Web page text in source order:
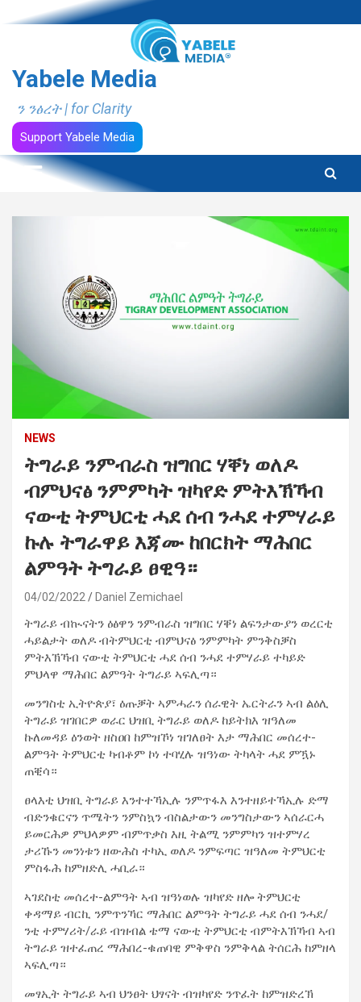
to
Yabele Media
ን ንፅረት | for Clarity
Support Yabele Media
NEWS
ትግራይ ንምብራስ ዝግበር ሃቐነ ወለዶ
ብምህናፅ ንምምካት ዝካየድ ምትእኽኻብ
ናውቲ ትምህርቲ ሓደ ሰብ ንሓደ ተምሃራይ
ኩሉ ትግራዋይ እጃሙ ከበርክት ማሕበር
ልምዓት ትግራይ ፀዊዓ።
04/02/2022 Daniel Zemichael
ትግራይ ብኲናትን ዕፅዋን ንምብራስ ዝግበር ሃቐነ ልፍንታውያን ወረርቲ
ሓይልታት ወለዶ ብትምህርቲ ብምህናፅ ንምምካት ምንቅስቓስ
ምትእኽኻብ ናውቲ ትምህርቲ ሓደ ሰብ ንሓደ ተምሃራይ ተካይድ
ምህላዋ ማሕበር ልምዓት ትግራይ ኣፍሊጣ።
መንግስቲ ኢትዮጵያ፣ ዕጡቓት ኣምሓራን ሰራዊት ኤርትራን ኣብ ልዕሊ
ትግራይ ዝገበርዎ ወራር ህዝቢ ትግራይ ወለዶ ከይትክእ ዝዓለመ
ኩለመዳይ ዕንወት ዘስዐበ ከምዝኾነ ዝገለፀት እታ ማሕበር መሰረተ-
ልምዓት ትምህርቲ ካብቶም ኮነ ተባሂሉ ዝዓነው ትካላት ሓደ ምዃኑ
ጠቒሳ።
ፀላእቲ ህዝቢ ትግራይ እንተተኻኢሉ ንምጥፋእ እንተዘይተኻኢሉ ድማ
ብድንቁርናን ጥሜትን ንምስኳን ብስልታውን መንግስታውን ኣሰራርሓ
ይመርሕዎ ምህላዎም ብምጥቃስ እዚ ትልሚ ንምምካን ዝተምሃረ
ታሪኹን መንነቱን ዘውሕስ ተካኢ ወለዶ ንምፍጣር ዝዓለመ ትምህርቲ
ምስፋሕ ከምዘድሊ ሓቢራ።
ኣገደስቲ መሰረተ-ልምዓት ኣብ ዝዓነወሉ ዝካየድ ዘሎ ትምህርቲ
ቀዳማይ ብርኪ ንምጥንኻር ማሕበር ልምዓት ትግራይ ሓደ ሰብ ንሓደ/
ንቲ ተምሃሪት/ራይ ብዝብል ቴማ ናውቲ ትምህርቲ ብምትእኽኻብ ኣብ
ትግራይ ዝተፈጠረ ማሕበረ-ቁጠባዊ ምቅዋስ ንምቅላል ትሰርሕ ከምዘላ
ኣፍሊጣ።
መፃኢት ትግራይ ኣብ ህንፀት ህፃናት ብዝካየድ ንጥፈት ከምዝድረኽ